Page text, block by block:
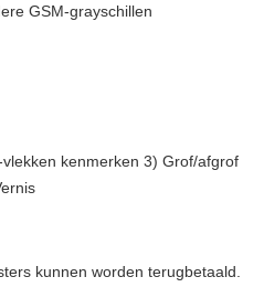
GSM-grayschillen
kenmerken 3) Grof/afgrof
kunnen worden terugbetaald.